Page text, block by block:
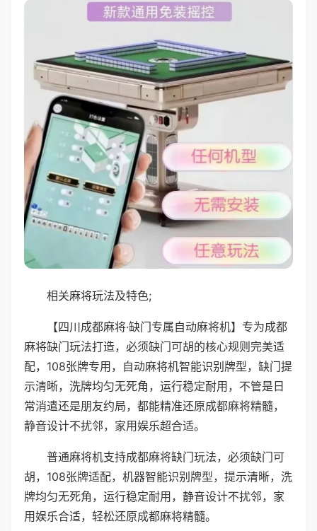
相关麻将玩法及特色;
【四川成都麻将·缺门专属自动麻将机】专为成都
麻将缺门玩法打造，必须缺门可胡的核心规则完美适
配，108张牌专用，自动麻将机智能识别牌型，缺门提
示清晰，洗牌均匀无死角，运行稳定耐用，不管是日
常消遣还是朋友约局，都能精准还原成都麻将精髓，
静音设计不扰邻，家用娱乐超合适。
普通麻将机支持成都麻将缺门玩法，必须缺门可
胡，108张牌适配，机器智能识别牌型，提示清晰，洗
牌均匀无死角，运行稳定耐用，静音设计不扰邻，家
用娱乐合适，轻松还原成都麻将精髓。